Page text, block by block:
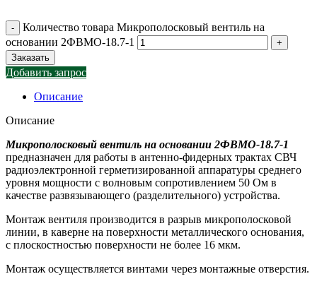
Количество товара Микрополосковый вентиль на
основании 2ФВМO-18.7-1
Заказать
Добавить запрос
Описание
Описание
Микрополосковый вентиль на основании 2ФВМO-18.7-1
предназначен для работы в антенно-фидерных трактах СВЧ
радиоэлектронной герметизированной аппаратуры среднего
уровня мощности с волновым сопротивлением 50 Ом в
качестве развязывающего (разделительного) устройства.
Монтаж вентиля производится в разрыв микрополосковой
линии, в каверне на поверхности металлического основания,
с плоскостностью поверхности не более 16 мкм.
Монтаж осуществляется винтами через монтажные отверстия.